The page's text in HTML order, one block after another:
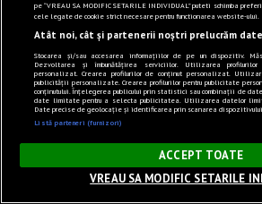
pe “VREAU SA MODIFIC SETARILE INDIVIDUAL” puteti schimba
cele legate de cookie strict necesare pentru functionarea website-ului.
Atât noi, cât și partenerii noștri prelucrăm
Stocarea și/sau accesarea informațiilor de pe un dispozitiv.
Dezvoltarea și îmbunătățirea serviciilor. Utilizarea profilurilor
personalizat. Crearea profilurilor de conținut personalizat.
publicității personalizate. Crearea profilurilor pentru publicitate
conținutului. Înțelegerea publicului prin statistici sau combinații de
date limitate pentru a selecta publicitatea. Utilizarea datelor
Date precise de geolocație și identificarea prin scanarea
Listă parteneri (furnizori)
ACCEPT TOATE
VREAU SA MODIFIC SETARILE